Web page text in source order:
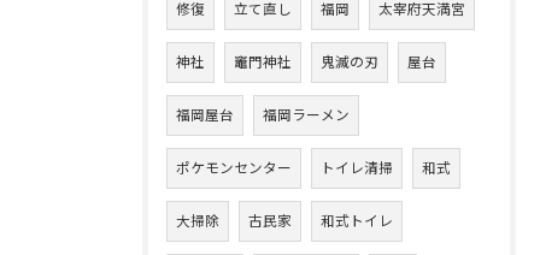
修復 立て直し 福岡 太宰府天満宮
神社 竈門神社 鬼滅の刃 屋台
福岡屋台 福岡ラーメン
ポケモンセンター トイレ清掃 和式
大掃除 古民家 和式トイレ